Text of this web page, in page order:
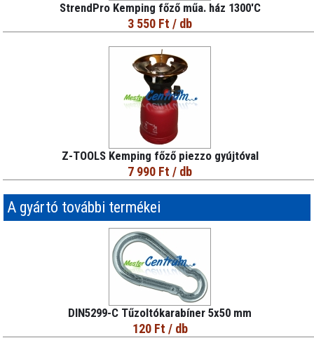
StrendPro Kemping főző műa. ház 1300'C
3 550 Ft / db
Z-TOOLS Kemping főző piezzo gyújtóval
7 990 Ft / db
A gyártó további termékei
DIN5299-C Tűzoltókarabíner 5x50 mm
120 Ft / db